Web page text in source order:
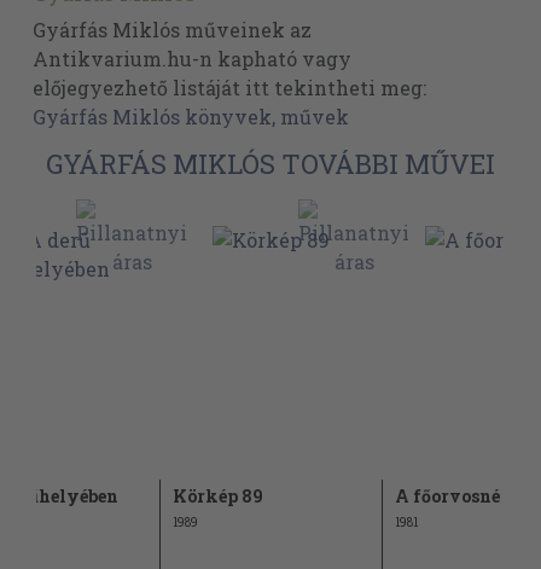
Gyárfás Miklós műveinek az
Antikvarium.hu-n kapható vagy
előjegyezhető listáját itt tekintheti meg:
Gyárfás Miklós könyvek, művek
GYÁRFÁS MIKLÓS TOVÁBBI MŰVEI
műhelyében Körkép 89
1989
A főorvosné
1981